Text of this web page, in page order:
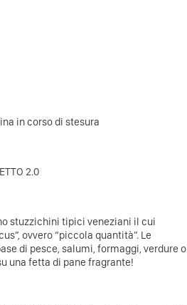
in corso di stesura
2.0
stuzzichini tipici veneziani il cui
ovvero “piccola quantità”. Le
di pesce, salumi, formaggi, verdure o
una fetta di pane fragrante!